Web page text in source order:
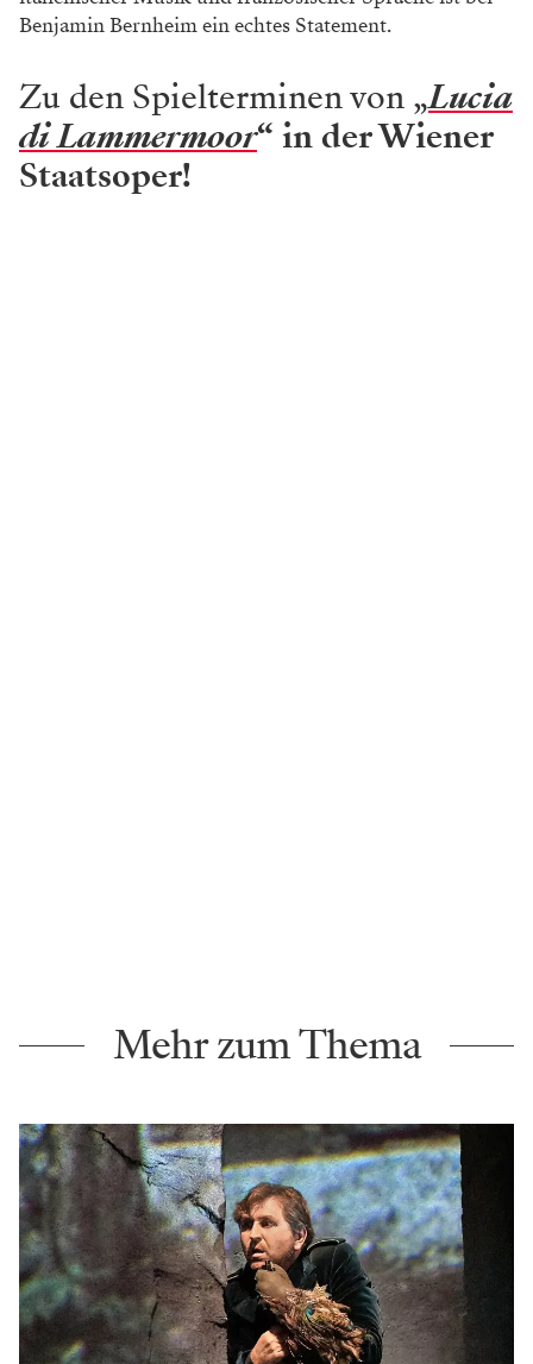
Benjamin Bernheim ein echtes Statement.
Zu den Spielterminen von „Lucia
di Lammermoor“ in der Wiener
Staatsoper!
Mehr zum Thema